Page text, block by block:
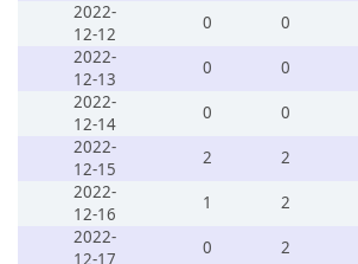
2022-
12-12
0 0
2022-
12-13
0 0
2022-
12-14
0 0
2022-
12-15
2 2
2022-
12-16
1 2
2022-
12-17
0 2